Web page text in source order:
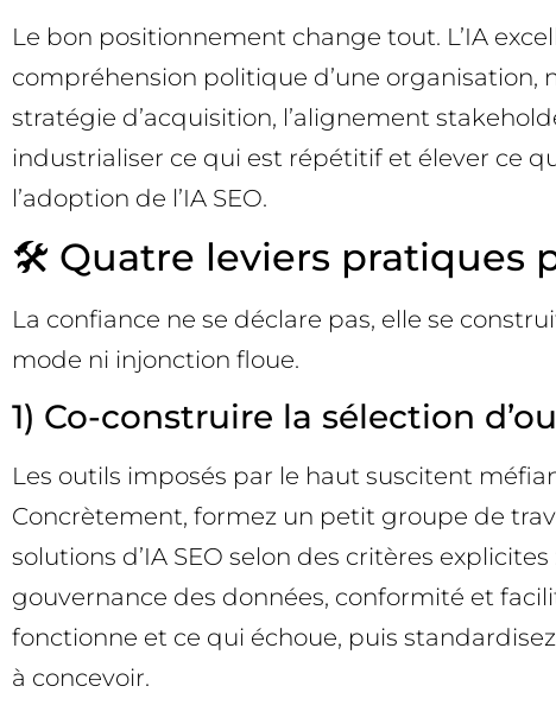
Le bon positionnement change tout. L’IA
compréhension politique d’une organisation,
stratégie d’acquisition, l’alignement
industrialiser ce qui est répétitif et élever ce
l’adoption de l’IA SEO.
🛠️ Quatre leviers pratiques
La confiance ne se déclare pas, elle se
mode ni injonction floue.
1) Co-construire la sélection
Les outils imposés par le haut suscitent
Concrètement, formez un petit groupe de
solutions d’IA SEO selon des critères
gouvernance des données, conformité et
fonctionne et ce qui échoue, puis
à concevoir.